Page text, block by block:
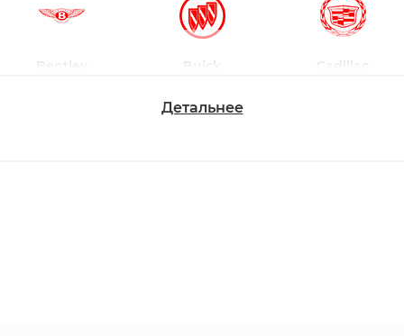
Bentley Buick Cadillac
Детальнее